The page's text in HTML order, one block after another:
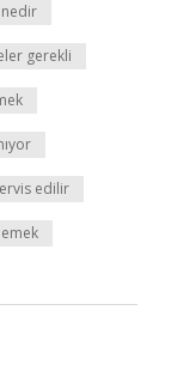
nedir
gerekli
edilir